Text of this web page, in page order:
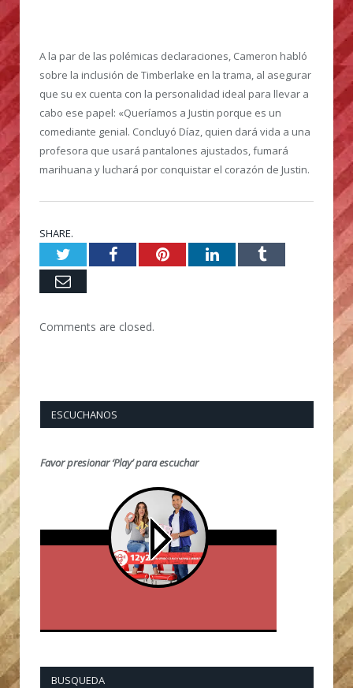
A la par de las polémicas declaraciones, Cameron habló
sobre la inclusión de Timberlake en la trama, al asegurar
que su ex cuenta con la personalidad ideal para llevar a
cabo ese papel: «Queríamos a Justin porque es un
comediante genial. Concluyó Díaz, quien dará vida a una
profesora que usará pantalones ajustados, fumará
marihuana y luchará por conquistar el corazón de Justin.
SHARE.
TwitterFacebookPinterestLinkedInTumblr
Email
Comments are closed.
ESCUCHANOS
Favor presionar ‘Play’ para escuchar
BUSQUEDA